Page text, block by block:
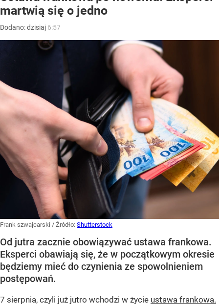
martwią się o jedno
Dodano:dzisiaj 6:57
Frank szwajcarski / Źródło: Shutterstock
Od jutra zacznie obowiązywać ustawa frankowa.
Eksperci obawiają się, że w początkowym okresie
będziemy mieć do czynienia ze spowolnieniem
postępowań.
7 sierpnia, czyli już jutro wchodzi w życie ustawa frankowa.